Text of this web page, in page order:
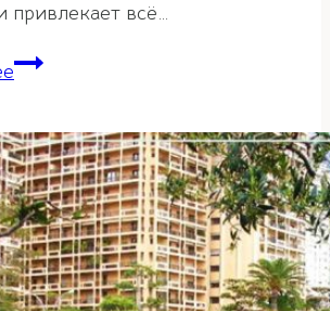
привлекает всё…
Ганеша
богатства
и
изобилия
и
его
применение